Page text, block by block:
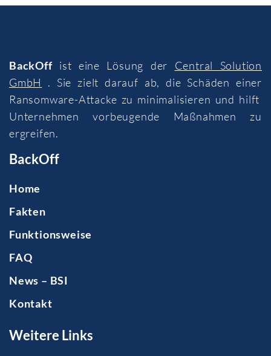
BackOffist eine Lösung der Central Solution
GmbH
. Sie zielt darauf ab, die Schäden einer
Ransomware-Attacke zu minimalisieren und hilft
Unternehmen vorbeugende Maßnahmen zu
ergreifen.
BackOff
Home
Fakten
Funktionsweise
FAQ
News – BSI
Kontakt
Weitere Links